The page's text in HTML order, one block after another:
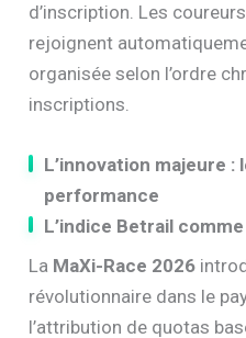
d’inscription. Les
rejoignent
organisée selon l’ordre
inscriptions.
L’innovation majeure :
performance
L’indice Betrail
La MaXi-Race 2026
révolutionnaire dans le
l’attribution de quotas